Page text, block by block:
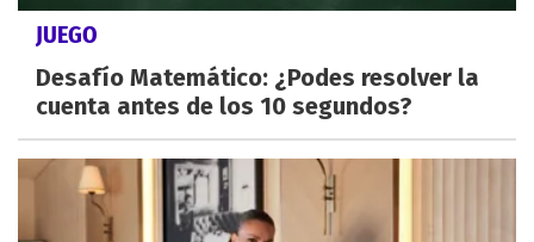
JUEGO
Desafío Matemático: ¿Podes resolver la
cuenta antes de los 10 segundos?